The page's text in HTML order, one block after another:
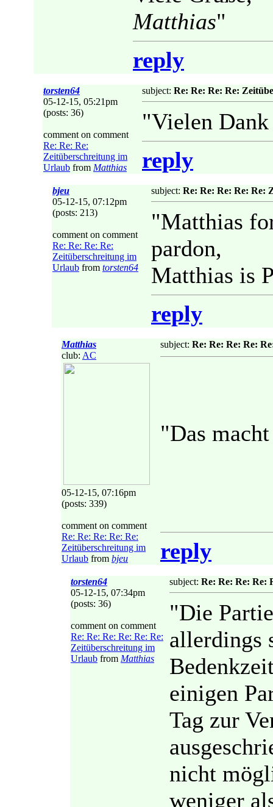
Matthias"
reply
torsten64
05-12-15, 05:21pm
(posts: 36)
comment on comment
Re: Re: Re:
Zeitüberschreitung im
Urlaub from Matthias
subject: Re: Re: Re: Re:
"Vielen
reply
bjeu
05-12-15, 07:12pm
(posts: 213)
comment on comment
Re: Re: Re: Re:
Zeitüberschreitung im
Urlaub from torsten64
subject: Re: Re: Re: Re: Re:
"Matthias
pardon,
Matthias is
reply
Matthias
club: AC
05-12-15, 07:16pm
(posts: 339)
comment on comment
Re: Re: Re: Re: Re:
Zeitüberschreitung im
Urlaub from bjeu
subject: Re: Re: Re: Re:
"Das
reply
torsten64
05-12-15, 07:34pm
(posts: 36)
comment on comment
Re: Re: Re: Re: Re: Re:
Zeitüberschreitung im
Urlaub from Matthias
subject: Re: Re: Re: Re:
"Die
allerdings
einigen
Tag zur
nicht
weniger